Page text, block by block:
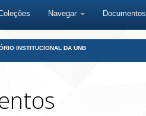
Navegar Documentos
INSTITUCIONAL DA UNB